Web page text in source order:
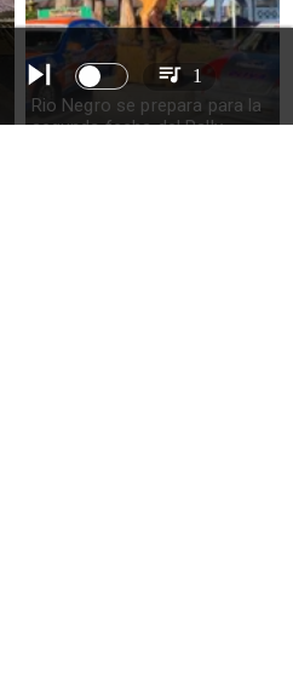
Rio Negro se prepara para la
segunda fecha del Rally
1